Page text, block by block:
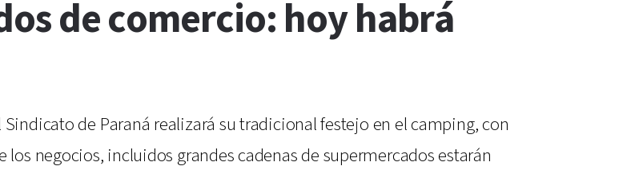
de comercio: hoy habrá
de Paraná realizará su tradicional festejo en el camping, con
negocios, incluidos grandes cadenas de supermercados estarán